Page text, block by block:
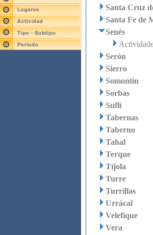
Santa Cruz
Santa Fe de
Senés
Serón
Sierro
Somontín
Sorbas
Suflí
Tabernas
Taberno
Tahal
Terque
Tíjola
Turre
Turrillas
Urrácal
Velefique
Vera